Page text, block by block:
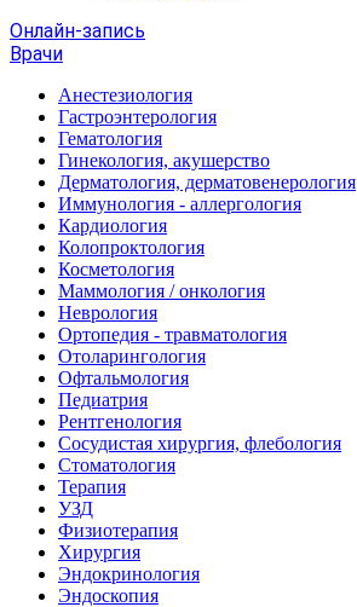
Онлайн-запись
Врачи
Анестезиология
Гастроэнтерология
Гематология
Гинекология, акушерство
Дерматология, дерматовенерология
Иммунология - аллергология
Кардиология
Колопроктология
Косметология
Маммология / онкология
Неврология
Ортопедия - травматология
Отоларингология
Офтальмология
Педиатрия
Рентгенология
Сосудистая хирургия, флебология
Стоматология
Терапия
УЗД
Физиотерапия
Хирургия
Эндокринология
Эндоскопия